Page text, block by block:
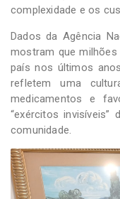
complexidade e os
Dados da Agência
mostram que
país nos últimos
refletem uma
medicamentos e
“exércitos invisíveis”
comunidade.